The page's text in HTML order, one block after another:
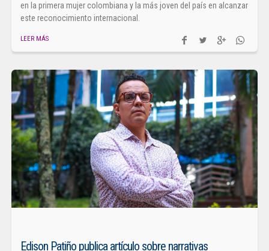
en la primera mujer colombiana y la más joven del país en alcanzar
este reconocimiento internacional.
LEER MÁS
Edison Patiño publica artículo sobre narrativas